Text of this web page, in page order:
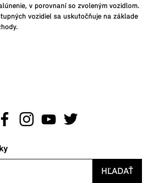
v porovnaní so zvoleným vozidlom.
vozidiel sa uskutočňuje na základe
HĽADAŤ